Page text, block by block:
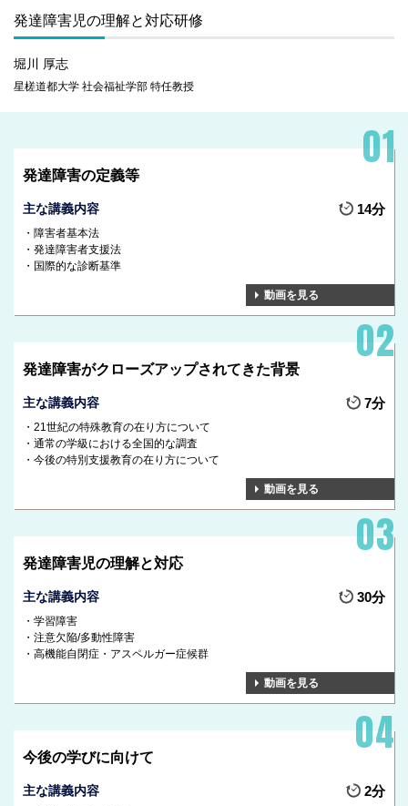
発達障害児の理解と対応研修
堀川 厚志
星槎道都大学 社会福祉学部 特任教授
発達障害の定義等
主な講義内容 14分
障害者基本法
発達障害者支援法
国際的な診断基準
動画を見る
発達障害がクローズアップされてきた背景
主な講義内容 7分
21世紀の特殊教育の在り方について
通常の学級における全国的な調査
今後の特別支援教育の在り方について
動画を見る
発達障害児の理解と対応
主な講義内容 30分
学習障害
注意欠陥/多動性障害
高機能自閉症・アスペルガー症候群
動画を見る
今後の学びに向けて
主な講義内容 2分